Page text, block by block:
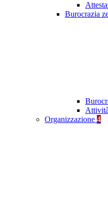
Burocrazia
Organizzazione 4